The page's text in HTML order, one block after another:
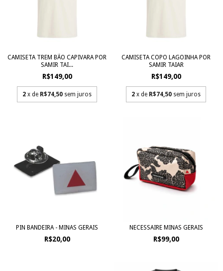
CAMISETA TREM BÃO CAPIVARA POR
SAMIR TAI...
R$149,00
2 x de R$74,50 sem juros
CAMISETA COPO LAGOINHA POR
SAMIR TAIAR
R$149,00
2 x de R$74,50 sem juros
PIN BANDEIRA - MINAS GERAIS
R$20,00
NECESSAIRE MINAS GERAIS
R$99,00